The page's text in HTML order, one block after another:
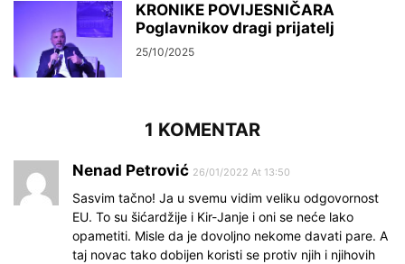
KRONIKE POVIJESNIČARA
Poglavnikov dragi prijatelj
25/10/2025
1 KOMENTAR
Nenad Petrović 26/01/2022 At 13:50
Sasvim tačno! Ja u svemu vidim veliku odgovornost
EU. To su šićardžije i Kir-Janje i oni se neće lako
opametiti. Misle da je dovoljno nekome davati pare. A
taj novac tako dobijen koristi se protiv njih i njihovih